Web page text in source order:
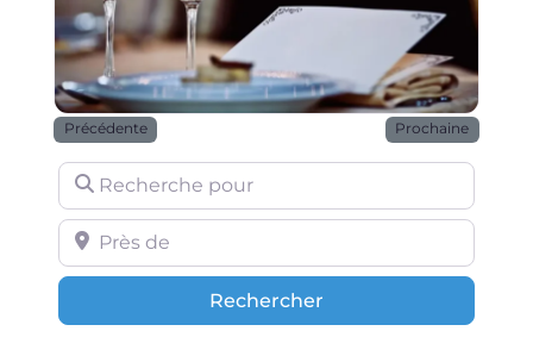
Précédente Prochaine
Recherche pour
Près de
RechercherRechercher